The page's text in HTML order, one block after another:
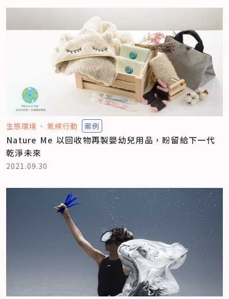
生態環境 氣候行動 案例
Nature Me 以回收物再製嬰幼兒用品，盼留給下一代
乾淨未來
2021.09.30